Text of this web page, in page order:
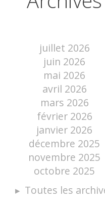
juillet 2026
juin 2026
mai 2026
avril 2026
mars 2026
février 2026
janvier 2026
décembre 2025
novembre 2025
octobre 2025
Toutes les